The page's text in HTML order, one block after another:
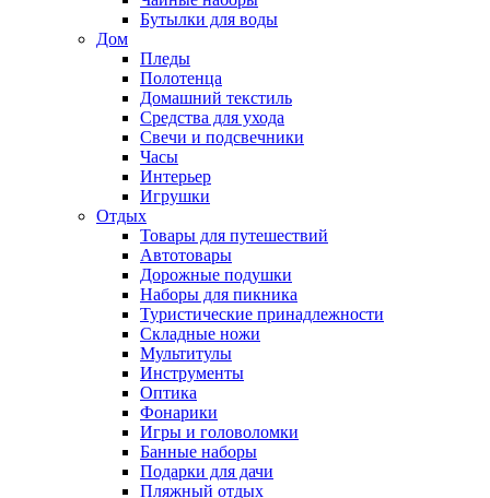
Бутылки для воды
Дом
Пледы
Полотенца
Домашний текстиль
Средства для ухода
Свечи и подсвечники
Часы
Интерьер
Игрушки
Отдых
Товары для путешествий
Автотовары
Дорожные подушки
Наборы для пикника
Туристические принадлежности
Складные ножи
Мультитулы
Инструменты
Оптика
Фонарики
Игры и головоломки
Банные наборы
Подарки для дачи
Пляжный отдых